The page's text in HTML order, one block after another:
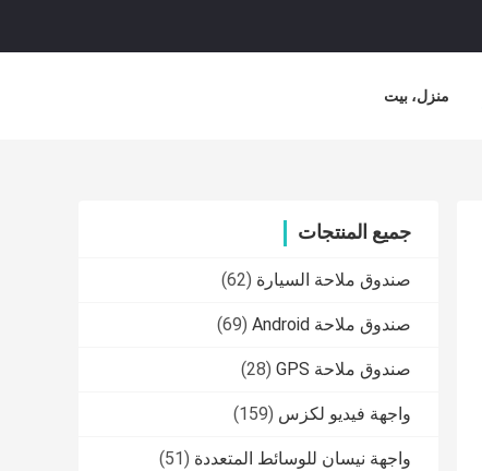
منزل، بيت
جميع المنتجات
صندوق ملاحة السيارة (62)
صندوق ملاحة Android (69)
صندوق ملاحة GPS (28)
واجهة فيديو لكزس (159)
واجهة نيسان للوسائط المتعددة (51)